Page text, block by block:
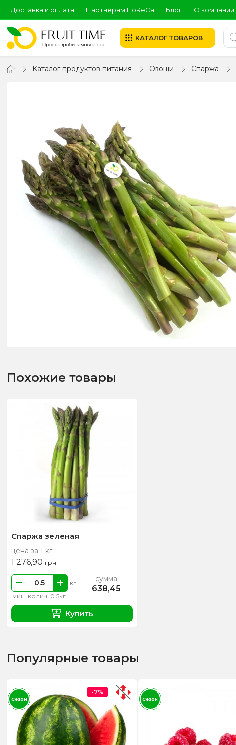
Доставка и оплата Партнерам HoReCa Блог О компании
КАТАЛОГ ТОВАРОВ
Каталог продуктов питания Овощи Спаржа
Похожие товары
Спаржа зеленая
цена за 1 кг
1 276,90 грн
мин. колич. 0.5кг
кг сумма
638,45
Купить
Популярные товары
-7%
Сезон Сезон